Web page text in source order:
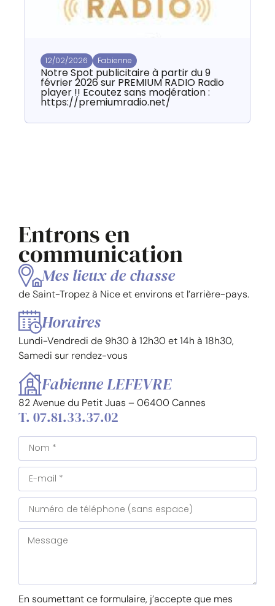
12/02/2026 Fabienne
Notre Spot publicitaire à partir du 9
février 2026 sur PREMIUM RADIO Radio
player !! Ecoutez sans modération :
https://premiumradio.net/
Entrons en
communication
Mes lieux de chasse
de Saint-Tropez à Nice et environs et l’arrière-pays.
Horaires
Lundi-Vendredi de 9h30 à 12h30 et 14h à 18h30,
Samedi sur rendez-vous
Fabienne LEFEVRE
82 Avenue du Petit Juas – 06400 Cannes
T. 07.81.33.37.02
En soumettant ce formulaire, j’accepte que mes